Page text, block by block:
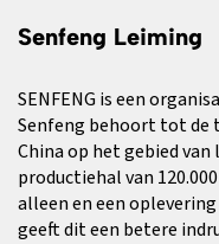
Senfeng Leiming
SENFENG is een
Senfeng behoort tot de
China op het gebied
productiehal van
alleen en een
geeft dit een betere